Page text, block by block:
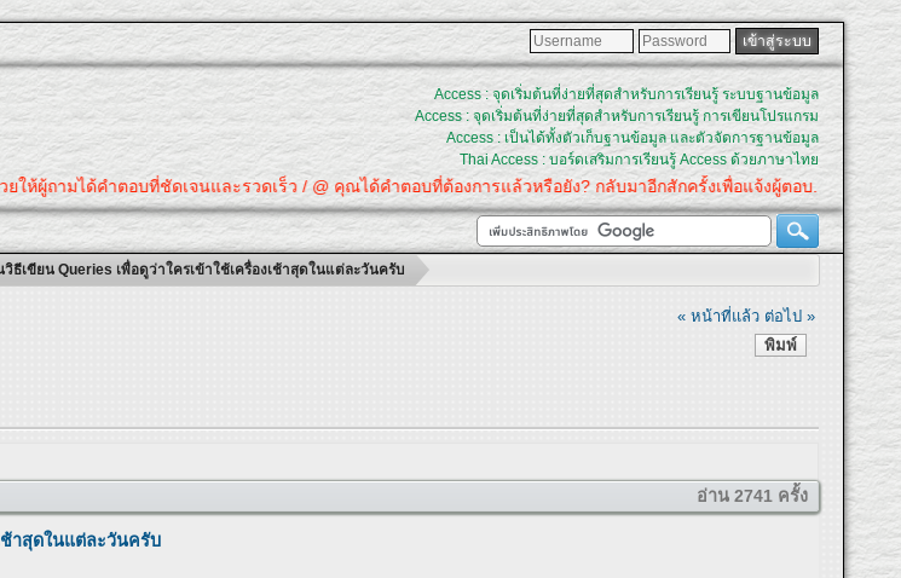
Access : จุดเริ่มต้นที่ง่ายที่สุดสำหรับการเรียนรู้ ระบบฐานข้อมูล
Access : จุดเริ่มต้นที่ง่ายที่สุดสำหรับการเรียนรู้ การเขียนโปรแกรม
Access : เป็นได้ทั้งตัวเก็บฐานข้อมูล และตัวจัดการฐานข้อมูล
Thai Access : บอร์ดเสริมการเรียนรู้ Access ด้วยภาษาไทย
ถามได้คำตอบที่ชัดเจนและรวดเร็ว / @ คุณได้คำตอบที่ต้องการแล้วหรือยัง? กลับมาอีกสักครั้งเพื่อแจ้งผู้ตอบ.
วิธีเขียน Queries เพื่อดูว่าใครเข้าใช้เครื่องเช้าสุดในแต่ละวันครับ
« หน้าที่แล้ว ต่อไป »
พิมพ์
อ่าน 2741 ครั้ง
ช้าสุดในแต่ละวันครับ